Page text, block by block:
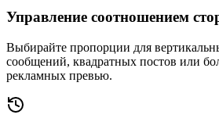
Управление соотношением
Выбирайте пропорции для
сообщений, квадратных постов или
рекламных превью.